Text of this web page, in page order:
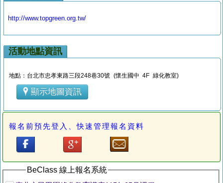
http://www.topgreen.org.tw/
活動地點資訊
地點：台北市忠孝東路三段248巷30號 (懷生國中 4F 綠化教室)
顯示地圖資訊
報名前預先登入、快速管理報名資料
BeClass 線上報名系統